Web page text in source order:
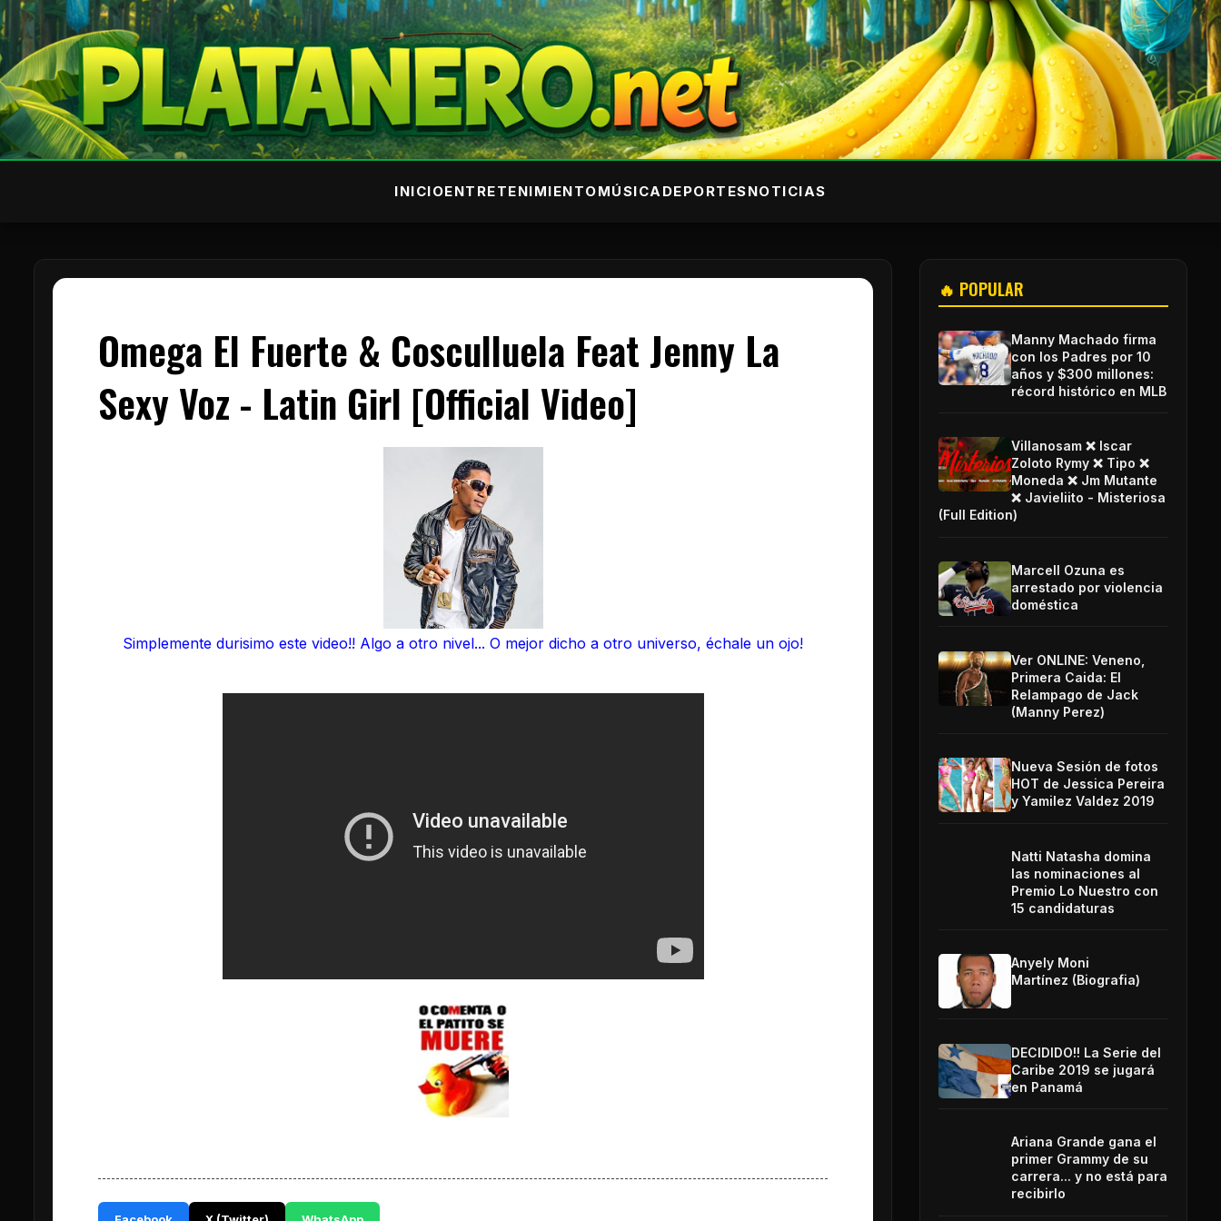
INICIOENTRETENIMIENTOMÚSICA DEPORTESNOTICIAS
Omega El Fuerte & Cosculluela Feat Jenny La
Sexy Voz - Latin Girl [Official Video]
Simplemente durisimo este video!! Algo a otro nivel... O mejor dicho a otro universo, échale un ojo!
🔥 POPULAR
Manny Machado firma
con los Padres por 10
años y $300 millones:
récord histórico en MLB
Villanosam ❌ Iscar
Zoloto Rymy ❌ Tipo ❌
Moneda ❌ Jm Mutante
❌ Javieliito - Misteriosa
(Full Edition)
Marcell Ozuna es
arrestado por violencia
doméstica
Ver ONLINE: Veneno,
Primera Caida: El
Relampago de Jack
(Manny Perez)
Nueva Sesión de fotos
HOT de Jessica Pereira
y Yamilez Valdez 2019
Natti Natasha domina
las nominaciones al
Premio Lo Nuestro con
15 candidaturas
Anyely Moni
Martínez (Biografia)
DECIDIDO!! La Serie del
Caribe 2019 se jugará
en Panamá
Ariana Grande gana el
primer Grammy de su
carrera... y no está para
recibirlo